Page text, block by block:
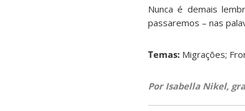
Nunca é demais
passaremos – nas
Temas: Migrações;
Por Isabella Nikel,